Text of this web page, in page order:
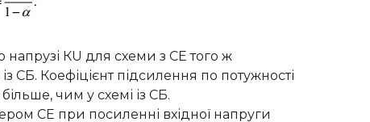
напрузі КU для схеми з СЕ того ж
СБ. Коефіцієнт підсилення по потужності
більше, чим у схемі із СБ.
СЕ при посиленні вхідної напруги